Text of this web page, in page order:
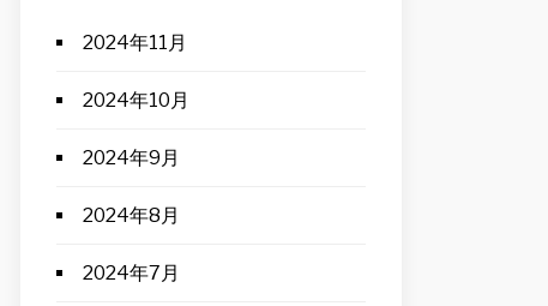
2024年11月
2024年10月
2024年9月
2024年8月
2024年7月